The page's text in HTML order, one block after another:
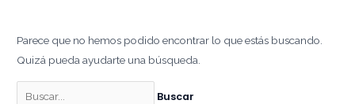
Parece que no hemos podido encontrar lo que estás buscando.
Quizá pueda ayudarte una búsqueda.